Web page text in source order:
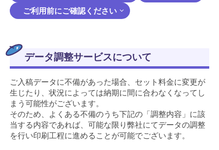
ご利用前にご確認ください
データ調整サービスについて
ご入稿データに不備があった場合、セット料金に変更が
生じたり、状況によっては納期に間に合わなくなってし
まう可能性がございます。
そのため、よくある不備のうち下記の「調整内容」に該
当する内容であれば、可能な限り弊社にてデータの調整
を行い印刷工程に進めることが可能でございます。